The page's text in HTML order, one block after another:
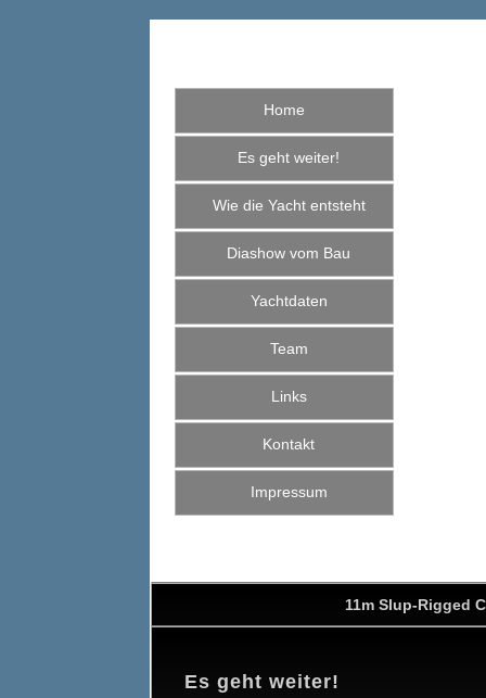
Home
Es geht weiter!
Wie die Yacht entsteht
Diashow vom Bau
Yachtdaten
Team
Links
Kontakt
Impressum
11m Slup-Rigged
Es geht weiter!